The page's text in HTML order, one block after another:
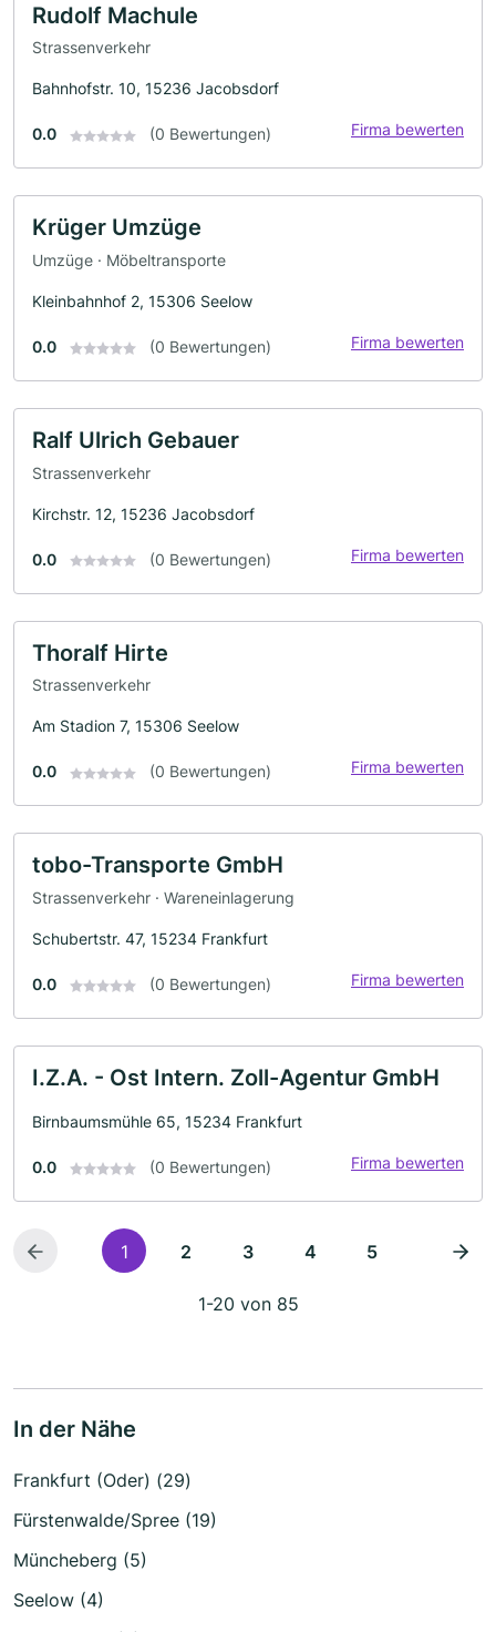
Rudolf Machule
Strassenverkehr
Bahnhofstr. 10, 15236 Jacobsdorf
0.0 (0 Bewertungen) Firma bewerten
Krüger Umzüge
Umzüge · Möbeltransporte
Kleinbahnhof 2, 15306 Seelow
0.0 (0 Bewertungen) Firma bewerten
Ralf Ulrich Gebauer
Strassenverkehr
Kirchstr. 12, 15236 Jacobsdorf
0.0 (0 Bewertungen) Firma bewerten
Thoralf Hirte
Strassenverkehr
Am Stadion 7, 15306 Seelow
0.0 (0 Bewertungen) Firma bewerten
tobo-Transporte GmbH
Strassenverkehr · Wareneinlagerung
Schubertstr. 47, 15234 Frankfurt
0.0 (0 Bewertungen) Firma bewerten
I.Z.A. - Ost Intern. Zoll-Agentur GmbH
Birnbaumsmühle 65, 15234 Frankfurt
0.0 (0 Bewertungen) Firma bewerten
1 2 3 4 5
1-20 von 85
In der Nähe
Frankfurt (Oder) (29)
Fürstenwalde/Spree (19)
Müncheberg (5)
Seelow (4)